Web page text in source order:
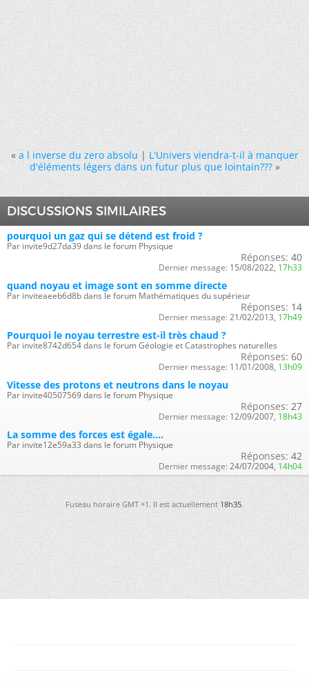
« a l inverse du zero absolu|L'Univers viendra-t-il à manquer
d'éléments légers dans un futur plus que lointain??? »
DISCUSSIONS SIMILAIRES
pourquoi un gaz qui se détend est froid ?
Par invite9d27da39 dans le forum Physique
Réponses: 40
Dernier message: 15/08/2022, 17h33
quand noyau et image sont en somme directe
Par inviteaeeb6d8b dans le forum Mathématiques du supérieur
Réponses: 14
Dernier message: 21/02/2013, 17h49
Pourquoi le noyau terrestre est-il très chaud ?
Par invite8742d654 dans le forum Géologie et Catastrophes naturelles
Réponses: 60
Dernier message: 11/01/2008, 13h09
Vitesse des protons et neutrons dans le noyau
Par invite40507569 dans le forum Physique
Réponses: 27
Dernier message: 12/09/2007, 18h43
La somme des forces est égale....
Par invite12e59a33 dans le forum Physique
Réponses: 42
Dernier message: 24/07/2004, 14h04
Fuseau horaire GMT +1. Il est actuellement18h35.